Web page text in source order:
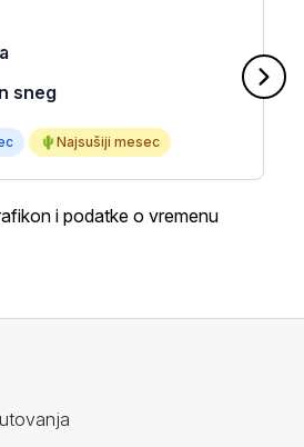
sneg
🌵Najsušiji mesec
i podatke o vremenu